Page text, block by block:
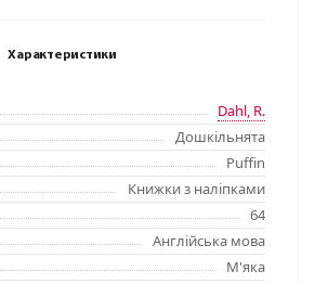
Характеристики
Dahl, R.
Дошкільнята
Puffin
Книжки з наліпками
64
Англійська мова
М'яка